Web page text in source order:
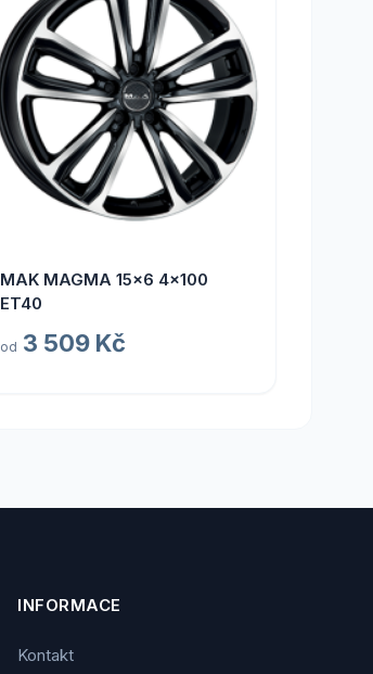
MAK MAGMA 15x6 4x100
ET40
od 3 509 Kč
INFORMACE
Kontakt